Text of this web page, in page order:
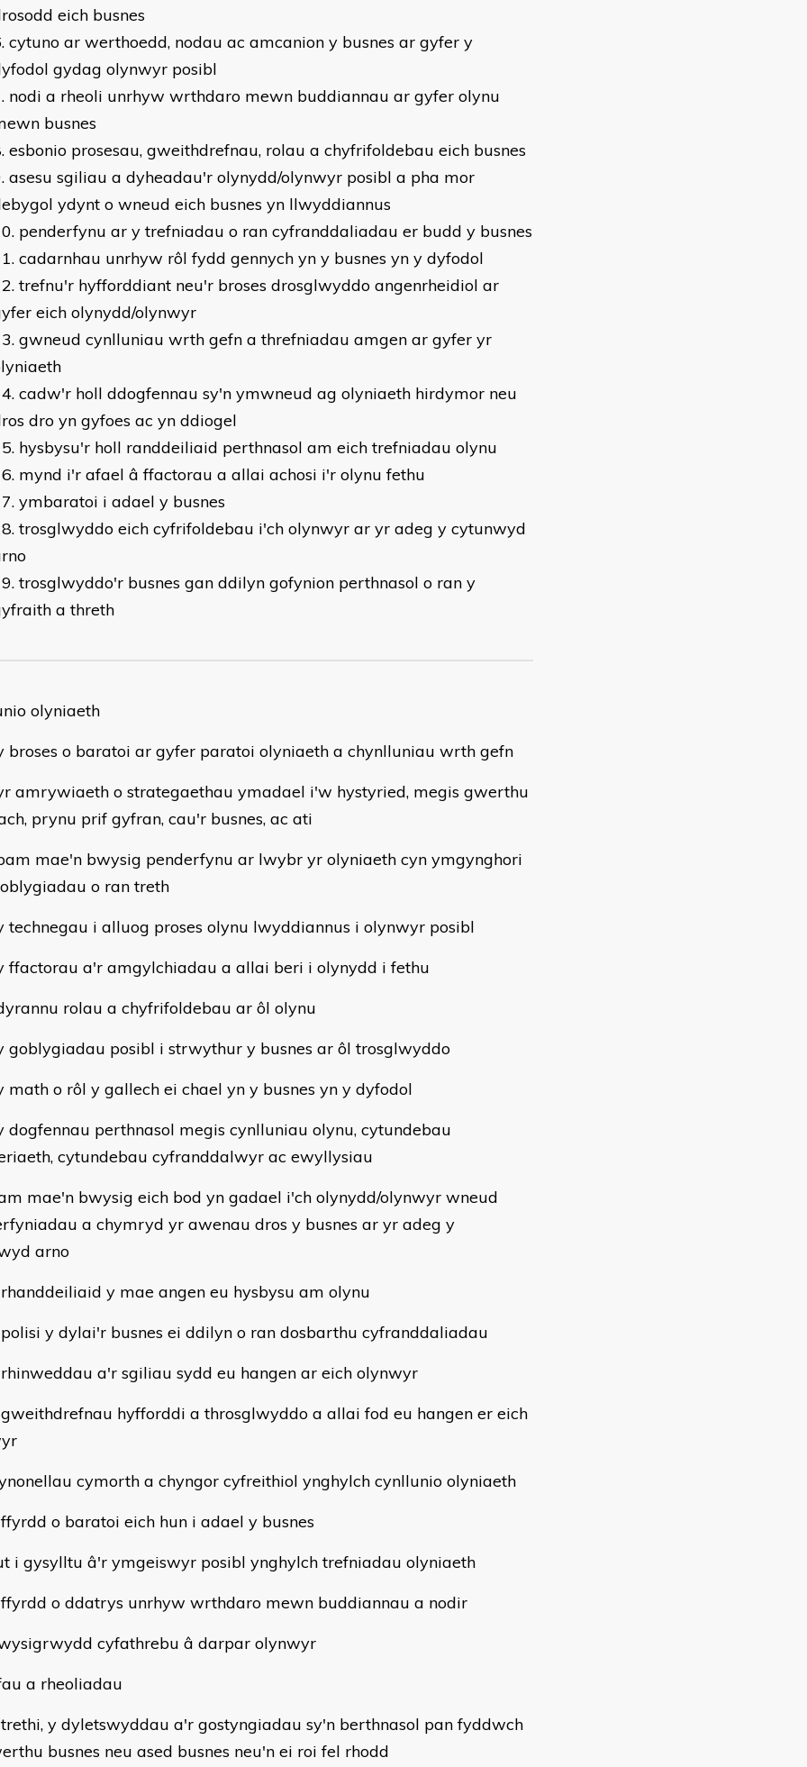
eich busnes
cytuno ar werthoedd, nodau ac amcanion y busnes ar gyfer y
gydag olynwyr posibl
nodi a rheoli unrhyw wrthdaro mewn buddiannau ar gyfer olynu
busnes
esbonio prosesau, gweithdrefnau, rolau a chyfrifoldebau eich busnes
asesu sgiliau a dyheadau'r olynydd/olynwyr posibl a pha mor
ydynt o wneud eich busnes yn llwyddiannus
penderfynu ar y trefniadau o ran cyfranddaliadau er budd y busnes
cadarnhau unrhyw rôl fydd gennych yn y busnes yn y dyfodol
trefnu'r hyfforddiant neu'r broses drosglwyddo angenrheidiol ar
eich olynydd/olynwyr
gwneud cynlluniau wrth gefn a threfniadau amgen ar gyfer yr
cadw'r holl ddogfennau sy'n ymwneud ag olyniaeth hirdymor neu
dro yn gyfoes ac yn ddiogel
hysbysu'r holl randdeiliaid perthnasol am eich trefniadau olynu
mynd i'r afael â ffactorau a allai achosi i'r olynu fethu
ymbaratoi i adael y busnes
trosglwyddo eich cyfrifoldebau i'ch olynwyr ar yr adeg y cytunwyd
trosglwyddo'r busnes gan ddilyn gofynion perthnasol o ran y
a threth
olyniaeth
o baratoi ar gyfer paratoi olyniaeth a chynlluniau wrth gefn
o strategaethau ymadael i'w hystyried, megis gwerthu
prynu prif gyfran, cau'r busnes, ac ati
mae'n bwysig penderfynu ar lwybr yr olyniaeth cyn ymgynghori
o ran treth
i alluog proses olynu lwyddiannus i olynwyr posibl
a'r amgylchiadau a allai beri i olynydd i fethu
rolau a chyfrifoldebau ar ôl olynu
posibl i strwythur y busnes ar ôl trosglwyddo
o rôl y gallech ei chael yn y busnes yn y dyfodol
perthnasol megis cynlluniau olynu, cytundebau
cytundebau cyfranddalwyr ac ewyllysiau
mae'n bwysig eich bod yn gadael i'ch olynydd/olynwyr wneud
a chymryd yr awenau dros y busnes ar yr adeg y
arno
y mae angen eu hysbysu am olynu
y dylai'r busnes ei ddilyn o ran dosbarthu cyfranddaliadau
a'r sgiliau sydd eu hangen ar eich olynwyr
hyfforddi a throsglwyddo a allai fod eu hangen er eich
cymorth a chyngor cyfreithiol ynghylch cynllunio olyniaeth
o baratoi eich hun i adael y busnes
i gysylltu â'r ymgeiswyr posibl ynghylch trefniadau olyniaeth
o ddatrys unrhyw wrthdaro mewn buddiannau a nodir
cyfathrebu â darpar olynwyr
a rheoliadau
y dyletswyddau a'r gostyngiadau sy'n berthnasol pan fyddwch
busnes neu ased busnes neu'n ei roi fel rhodd